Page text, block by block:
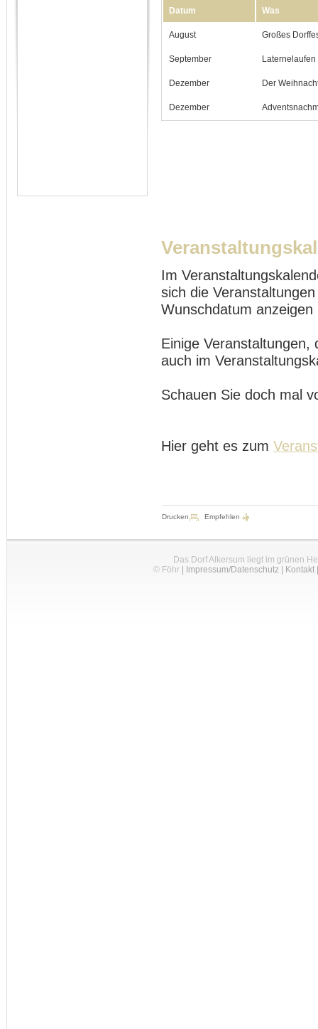
Datum Was
August Großes
September Laternelaufen
Dezember Der
Dezember
Im
sich die
Wunschdatum
Einige Veranstaltungen,
auch im
Schauen Sie doch mal
Hier geht es zum
Drucken Empfehlen
Das Dorf Alkersum liegt im grünen
© Föhr| Impressum/Datenschutz| Kontakt